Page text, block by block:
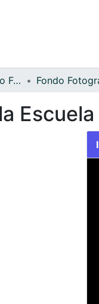
Archivo del Patrimonio Fotográfico y Fílmico del Valle del Cauca